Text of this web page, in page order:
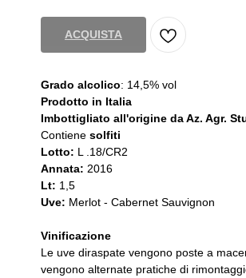
ACQUISTA
Grado alcolico: 14,5% vol
Prodotto in Italia
Imbottigliato all'origine da Az. Agr.
Contiene solfiti
Lotto: L .18/CR2
Annata: 2016
Lt: 1,5
Uve: Merlot - Cabernet Sauvignon
Vinificazione
Le uve diraspate vengono poste a
vengono alternate pratiche di